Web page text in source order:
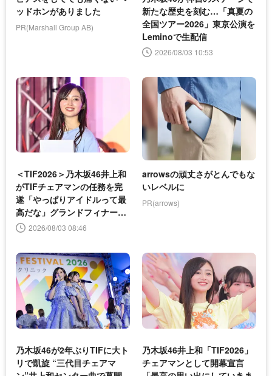
ッドホンがありました
PR(Marshall Group AB)
新たな歴史を刻む…「真夏の
全国ツアー2026」東京公演を
Leminoで生配信
2026/08/03 10:53
＜TIF2026＞乃木坂46井上和
がTIFチェアマンの任務を完
遂「やっぱりアイドルって最
高だな」グランドフィナーレ
で感慨2026/08/03 08:46
arrowsの頑丈さがとんでもな
いレベルに
PR(arrows)
乃木坂46が2年ぶりTIFに大ト
リで凱旋 “三代目チェアマ
乃木坂46井上和「TIF2026」
チェアマンとして開幕宣言